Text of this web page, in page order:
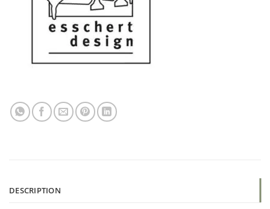
DESCRIPTION